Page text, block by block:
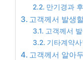
만기경과
고객께서 발생
고객께서
기타계약
고객께서 알아